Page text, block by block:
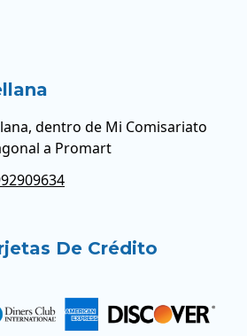
dentro de Mi Comisariato
a Promart
De Crédito